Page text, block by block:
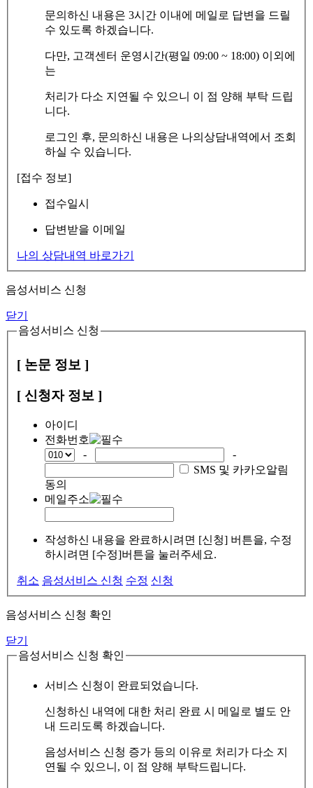
문의하신 내용은 3시간 이내에 메일로 답변을 드릴
수 있도록 하겠습니다.
다만, 고객센터 운영시간(평일 09:00 ~ 18:00) 이외에
는
처리가 다소 지연될 수 있으니 이 점 양해 부탁 드립
니다.
로그인 후, 문의하신 내용은 나의상담내역에서 조회
하실 수 있습니다.
[접수 정보]
접수일시
답변받을 이메일
나의 상담내역 바로가기
음성서비스 신청
닫기
음성서비스 신청
[ 논문 정보 ]
[ 신청자 정보 ]
아이디
전화번호
-
-
SMS 및 카카오알림
동의
메일주소
작성하신 내용을 완료하시려면 [신청] 버튼을, 수정
하시려면 [수정]버튼을 눌러주세요.
취소 음성서비스 신청 수정 신청
음성서비스 신청 확인
닫기
음성서비스 신청 확인
서비스 신청이 완료되었습니다.
신청하신 내역에 대한 처리 완료 시 메일로 별도 안
내 드리도록 하겠습니다.
음성서비스 신청 증가 등의 이유로 처리가 다소 지
연될 수 있으니, 이 점 양해 부탁드립니다.